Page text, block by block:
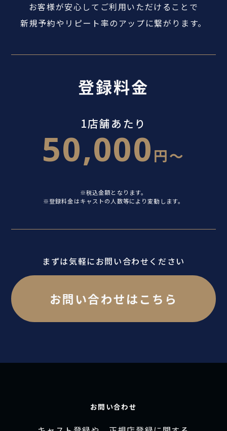
お客様が安心してご利用いただけることで
新規予約やリピート率のアップに繋がります。
登録料金
1店舗あたり
50,000 円〜
※税込金額となります。
※登録料金はキャストの人数等により変動します。
まずは気軽にお問い合わせください
お問い合わせはこちら
お問い合わせ